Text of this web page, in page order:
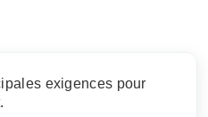
exigences pour